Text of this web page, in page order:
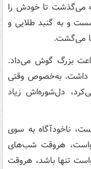
می‌گذشت تا خودش را
و به گنبد طلایی و
می‌گشت.
بزرگ گوش می‌داد.
داشت. به‌خصوص وقتی
دل‌شوره‌اش زیاد
ناخودآگاه به سوی
هروقت شب‌های
تنها باشد، هروقت